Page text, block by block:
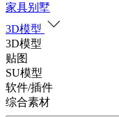
家具别墅
3D模型
3D模型
贴图
SU模型
软件/插件
综合素材